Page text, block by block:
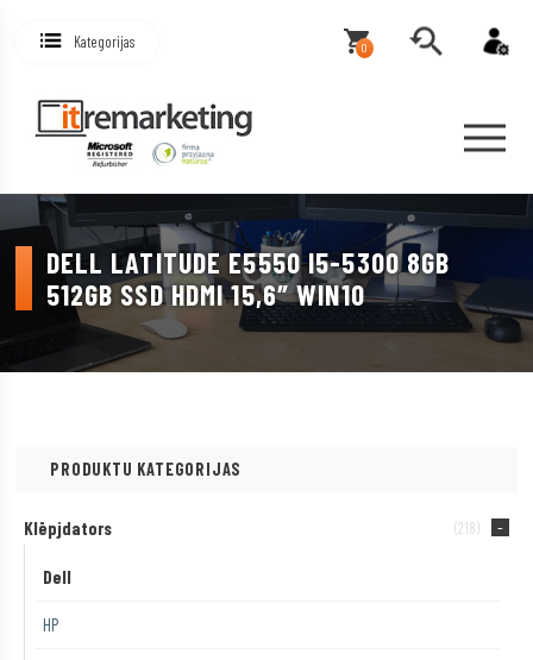
Kategorijas 0
DELL LATITUDE E5550 I5-5300 8GB
512GB SSD HDMI 15,6″ WIN10
PRODUKTU KATEGORIJAS
Klēpjdators (218)
Dell
HP